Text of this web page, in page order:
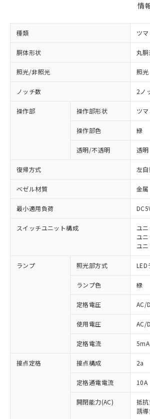
情
種類 ツ
胴体形状 丸
照光/非照光 照光
ノッチ数 2ノ
操作部 操作部形状 ツ
操作部色 緑
透明/不透明 透明
復帰方式 左
ベゼル材質 金属
最小適用負荷
スイッチユニット構成
ユ
ユ
ユ
ランプ 照光部方式 LED
ランプ色 緑
定格電圧 AC/
使用電圧 AC/
定格電流 5mA
接点定格 接点構成 2a
定格通電電流 10A
開閉能力(AC)
抵
誘
ご利用条件
以下の条件をお読みいただき、同
ご利用ください。
本サービスは、当社制御機
商品の当社在庫状況および
(税抜)を提供させていただく
当社制御機器事業取扱商品
対応済み：EU RoHS指令（10
非含有に対応した製品が提供可
対応予定：EU RoHS指令（10物
有に対応した製品に切り替える予
対応予定なし：EU RoHS指令（
非含有に非対応の商品で、対応品
調査・確認中：EU RoHS指令（
非含有の対応状況を調査中また
非該当品：ライセンス料など無
害物質有無と関係のない商品で
仕入先様の事情により、非含有
「○」：最大均質材料含有率が
基準値以下であることを示しま
「×」：最大均質材料含有率が